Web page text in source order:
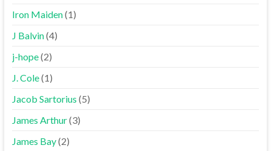
Iron Maiden(1)
J Balvin(4)
j-hope(2)
J. Cole(1)
Jacob Sartorius (5)
James Arthur(3)
James Bay(2)